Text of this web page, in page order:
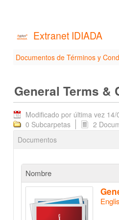
Extranet IDIADA
General
Conditions -
de Términos y
Condiciones
Documentos de Términos y
General Terms &
Modificado por última vez 14/
0 Subcarpetas
2
Documentos
Nombre